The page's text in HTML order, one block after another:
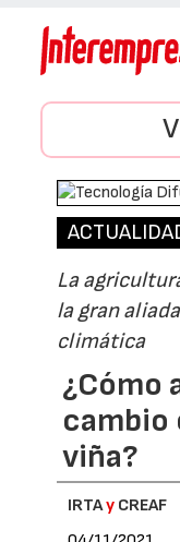
La
la gran
climática
¿Cómo
cambio
viña?
IRTAy CREAF